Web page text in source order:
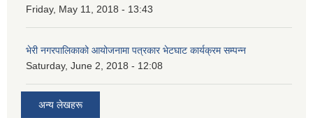
Friday, May 11, 2018 - 13:43
भेरी नगरपालिकाको आयोजनामा पत्रकार भेटघाट कार्यक्रम सम्पन्न
Saturday, June 2, 2018 - 12:08
अन्य लेखहरू